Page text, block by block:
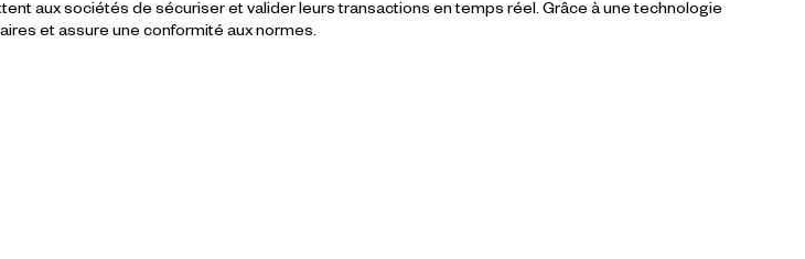
aux sociétés de sécuriser et valider leurs transactions en temps réel. Grâce à une technologie
et assure une conformité aux normes.